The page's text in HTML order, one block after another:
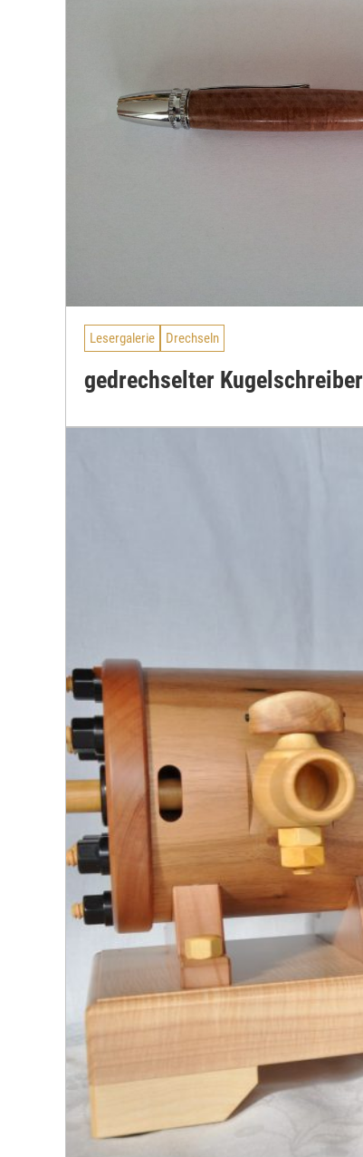
Lesergalerie Drechseln
gedrechselter Kugelschreiber